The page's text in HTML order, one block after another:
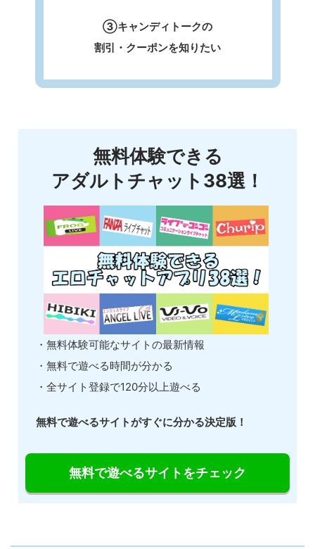
③キャンディトークの
割引・クーポンを知りたい
無料体験できる
アダルトチャット38選！
・無料体験可能なサイトの最新情報
・無料で遊べる時間が分かる
・全サイト登録で120分以上遊べる
無料で遊べるサイトがすぐに分かる決定版！
無料で遊べるサイトをチェック